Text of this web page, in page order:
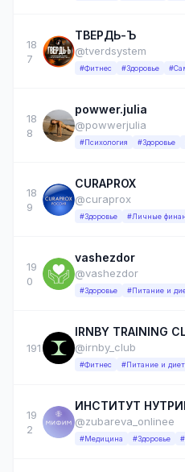
18
7
ТВЕРДЬ-Ъ
@tverdsystem
#Фитнес #Здоровье
18
8
powwer.julia
@powwerjulia
#Психология #Здоровье
18
9
CURAPROX
@curaprox
#Здоровье #Личные
19
0
vashezdor
@vashezdor
#Здоровье #Питание и
191
IRNBY TRAINING
@irnby_club
#Фитнес #Питание и
19
2
@zubareva_onlinee
#Медицина #Здоровье